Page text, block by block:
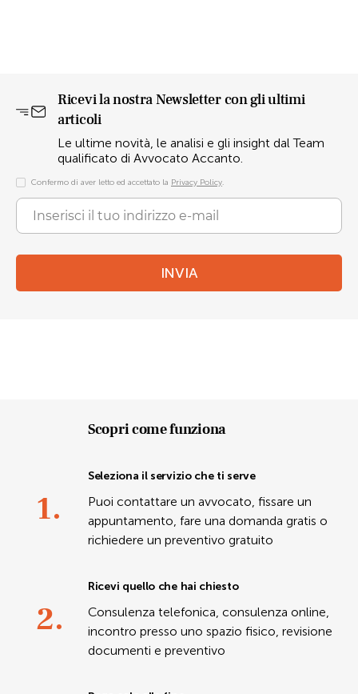
Ricevi la nostra Newsletter con gli ultimi
articoli
Le ultime novità, le analisi e gli insight dal Team
qualificato di Avvocato Accanto.
Confermo di aver letto ed accettato la Privacy Policy.
INVIA
Scopri come funziona
1.
Seleziona il servizio che ti serve
Puoi contattare un avvocato, fissare un
appuntamento, fare una domanda gratis o
richiedere un preventivo gratuito
2.
Ricevi quello che hai chiesto
Consulenza telefonica, consulenza online,
incontro presso uno spazio fisico, revisione
documenti e preventivo